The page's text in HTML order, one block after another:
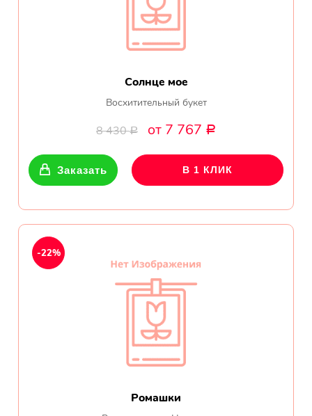
Солнце мое
Восхитительный букет
8 430Р от 7 767 Р
Заказать В 1 КЛИК
Ромашки
-22%